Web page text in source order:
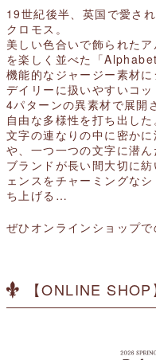
19世紀後半、英国で愛さ
クロモス。
美しい色合いで飾られた
を楽しく並べた「
機能的なジャージー素材
デイリーに扱いやすいコッ
4パターンの異素材で展開
自由な多様性を打ち出した
文字の連なりの中に密か
や、一つ一つの文字に潜ん
ブランドが長い間大切に
ェンスをチャーミングな
ち上げる…
ぜひオンラインショップで
【ONLINE